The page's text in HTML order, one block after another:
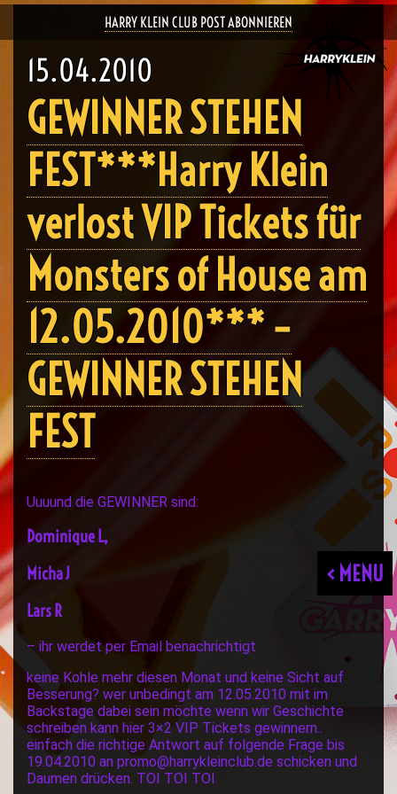
HARRY KLEIN CLUB POST ABONNIEREN
< MENU
15.04.2010
GEWINNER STEHEN
FEST***Harry Klein
verlost VIP Tickets für
Monsters of House am
12.05.2010*** –
GEWINNER STEHEN
FEST
Uuuund die GEWINNER sind:
Dominique L,
Micha J
Lars R
– ihr werdet per Email benachrichtigt
keine Kohle mehr diesen Monat und keine Sicht auf
Besserung? wer unbedingt am 12.05.2010 mit im
Backstage dabei sein möchte wenn wir Geschichte
schreiben kann hier 3×2 VIP Tickets gewinnern..
einfach die richtige Antwort auf folgende Frage bis
19.04.2010 an promo@harrykleinclub.de schicken und
Daumen drücken. TOI TOI TOI